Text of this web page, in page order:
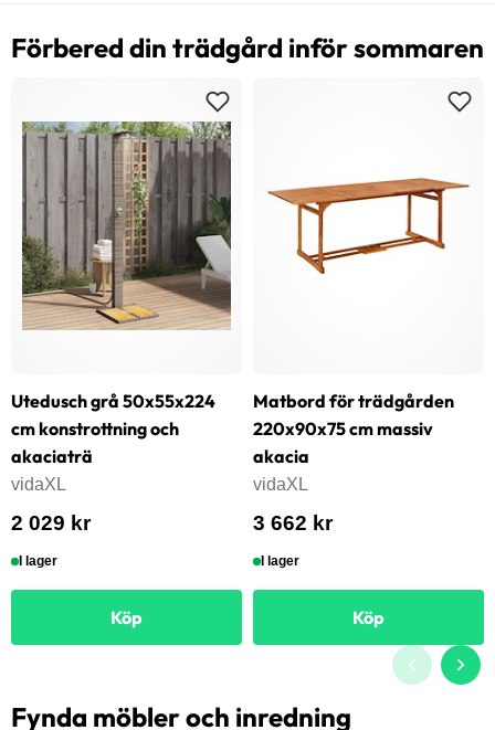
Förbered din trädgård inför sommaren
Utedusch grå 50x55x224
cm konstrottning och
akaciaträ
vidaXL
2 029 kr
I lager
Köp
Matbord för trädgården
220x90x75 cm massiv
akacia
vidaXL
3 662 kr
I lager
Köp
Fynda möbler och inredning